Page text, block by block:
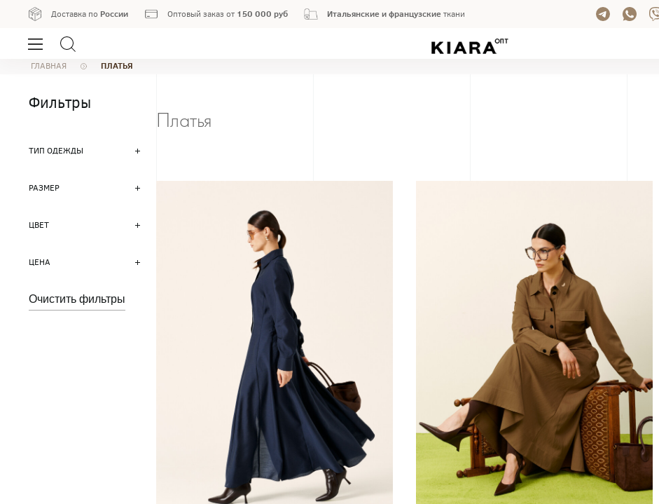
Доставка по России Оптовый заказ от 150 000 руб Итальянские и французскиеткани
ГЛАВНАЯ
ПЛАТЬЯ
Фильтры
ТИП ОДЕЖДЫ
РАЗМЕР
ЦВЕТ
ЦЕНА
Очистить фильтры
Платья
42 44 48 50 ПЛАТЬЕ 42 44 46 48 50 52